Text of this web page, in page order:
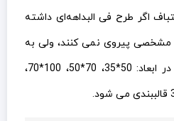
اگر طرح فی البداهه‌ای داشته
مشخصی پیروی نمی کنند، ولی به
طور کلی اندازه معمول آنها در ابعاد: 50*35، 70*50، 100*70،